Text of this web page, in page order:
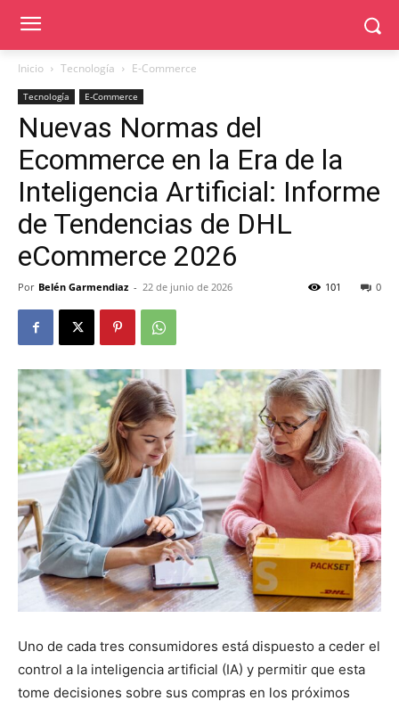
Inicio Tecnología E-Commerce
Tecnología E-Commerce
Nuevas Normas del
Ecommerce en la Era de la
Inteligencia Artificial: Informe
de Tendencias de DHL
eCommerce 2026
Por Belén Garmendiaz - 22 de junio de 2026 0
101
Uno de cada tres consumidores está dispuesto a ceder el
control a la inteligencia artificial (IA) y permitir que esta
tome decisiones sobre sus compras en los próximos